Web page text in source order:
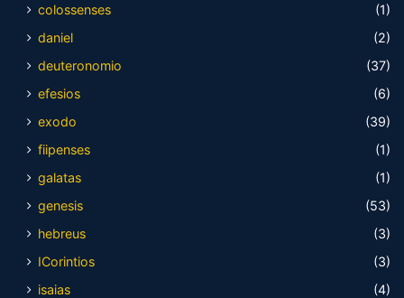
colossenses
(1)
daniel
(2)
deuteronomio
(37)
efesios
(6)
exodo
(39)
fiipenses
(1)
galatas
(1)
genesis
(53)
hebreus
(3)
ICorintios
(3)
isaias
(4)